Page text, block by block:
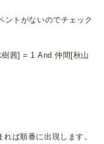
ントがないのでチェック
茜] = 1 And 仲間[秋山
ば順番に出現します。